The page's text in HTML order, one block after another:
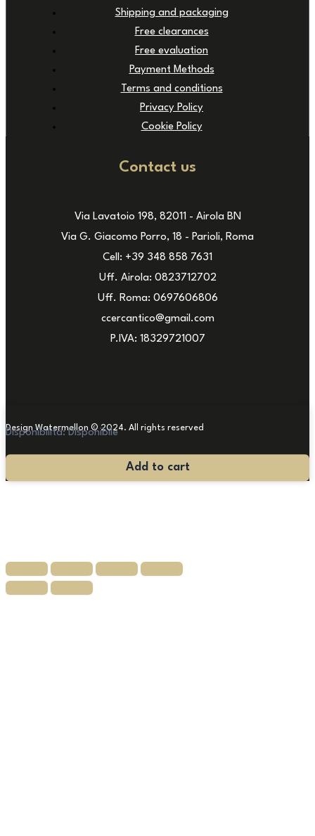
Shipping and packaging
Free clearances
Free evaluation
Payment Methods
Terms and conditions
Privacy Policy
Cookie Policy
Contact us
Via Lavatoio 198, 82011 - Airola BN
Via G. Giacomo Porro, 18 - Parioli, Roma
Cell: +39 348 858 7631
Uff. Airola: 0823712702
Uff. Roma: 0697606806
ccercantico@gmail.com
P.IVA: 18329721007
Design Watermellon © 2024. All rights reserved
Disponibilità: Disponibile
Lampadario
Add to cart